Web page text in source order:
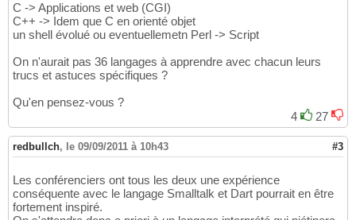
C -> Applications et web (CGI)
C++ -> Idem que C en orienté objet
un shell évolué ou eventuellemetn Perl -> Script
On n'aurait pas 36 langages à apprendre avec chacun leurs
trucs et astuces spécifiques ?
Qu'en pensez-vous ?
4
27
redbullch, le 09/09/2011 à 10h43 #3
Les conférenciers ont tous les deux une expérience
conséquente avec le langage Smalltalk et Dart pourrait en être
fortement inspiré.